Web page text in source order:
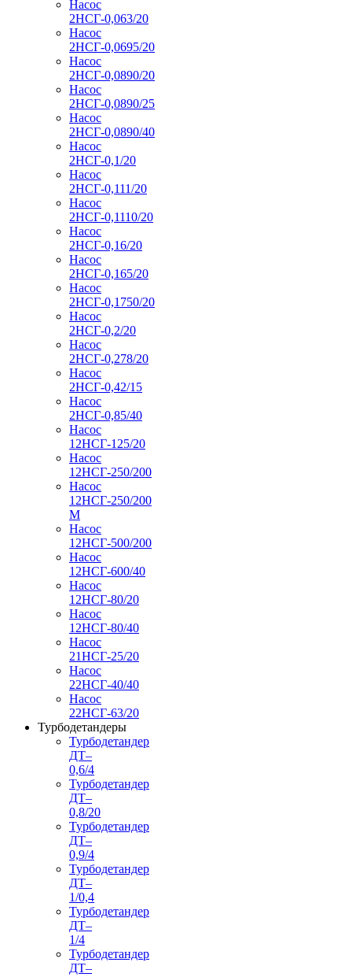
Насос
2НСГ-0,063/20
Насос
2НСГ-0,0695/20
Насос
2НСГ-0,0890/20
Насос
2НСГ-0,0890/25
Насос
2НСГ-0,0890/40
Насос
2НСГ-0,1/20
Насос
2НСГ-0,111/20
Насос
2НСГ-0,1110/20
Насос
2НСГ-0,16/20
Насос
2НСГ-0,165/20
Насос
2НСГ-0,1750/20
Насос
2НСГ-0,2/20
Насос
2НСГ-0,278/20
Насос
2НСГ-0,42/15
Насос
2НСГ-0,85/40
Насос
12НСГ-125/20
Насос
12НСГ-250/200
Насос
12НСГ-250/200
М
Насос
12НСГ-500/200
Насос
12НСГ-600/40
Насос
12НСГ-80/20
Насос
12НСГ-80/40
Насос
21НСГ-25/20
Насос
22НСГ-40/40
Насос
22НСГ-63/20
Турбодетандеры
Турбодетандер
ДТ–
0,6/4
Турбодетандер
ДТ–
0,8/20
Турбодетандер
ДТ–
0,9/4
Турбодетандер
ДТ–
1/0,4
Турбодетандер
ДТ–
1/4
Турбодетандер
ДТ–